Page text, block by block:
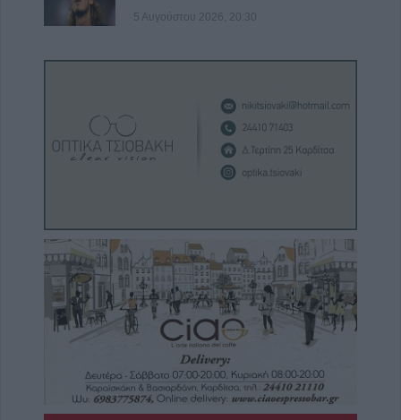
5 Αυγούστου 2026, 20:30